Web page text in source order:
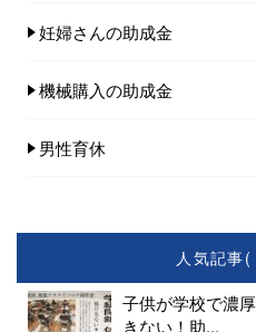
妊婦さんの助成金
機械購入の助成金
男性育休
人気記事
子供が学校で濃
きない！助...